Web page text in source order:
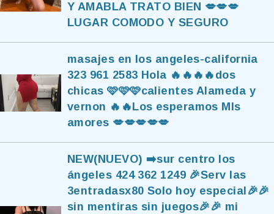
Y AMABLA TRATO BIEN 💋💋💋
LUGAR COMODO Y SEGURO
masajes en los angeles-california
323 961 2583 Hola 🔥🔥🔥🔥dos
chicas 🩷🩷🩷calientes Alameda y
vernon 🔥🔥Los esperamos MIs
amores 💋💋💋💋💋
NEW(NUEVO) ➡️sur centro los
ángeles 424 362 1249 🎉Serv las
3entradasx80 Solo hoy especial🎉🎉
sin mentiras sin juegos🎉🎉 mi